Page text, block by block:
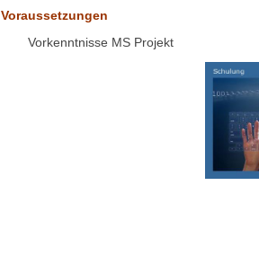
Voraussetzungen
Vorkenntnisse MS Projekt